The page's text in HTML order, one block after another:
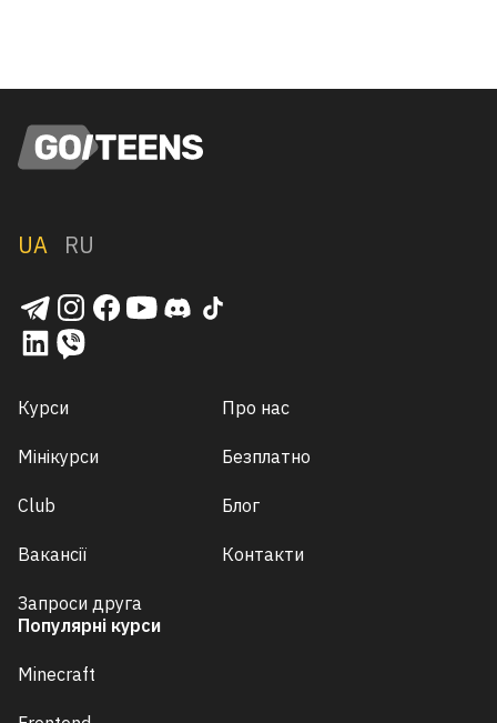
UA RU
Курси
Мінікурси
Club
Вакансії
Запроси друга
Про нас
Безплатно
Блог
Контакти
Популярні курси
Minecraft